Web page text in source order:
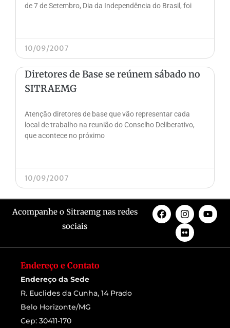
de 7 de Setembro, Dia da Independência do Brasil, foi
10/09/2007
Diretores de Base se reúnem sábado no
SITRAEMG
Atenção diretores de base que vão representar cada
local de trabalho na reunião do Conselho Deliberativo,
que acontece no próximo
10/09/2007
Acompanhe o Sitraemg nas redes
sociais
Endereço e Contato
Endereço da Sede
R. Euclides da Cunha, 14 Prado
Belo Horizonte/MG
Cep: 30411-170